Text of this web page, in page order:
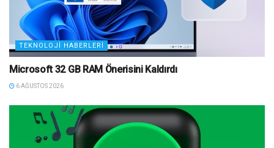
TEKNOLOJI HABERLERI
Microsoft 32 GB RAM Önerisini Kaldırdı
6 AĞUSTOS 2026